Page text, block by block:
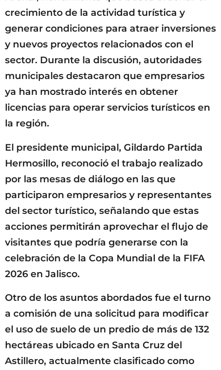
crecimiento de la actividad turística y
generar condiciones para atraer inversiones
y nuevos proyectos relacionados con el
sector. Durante la discusión, autoridades
municipales destacaron que empresarios
ya han mostrado interés en obtener
licencias para operar servicios turísticos en
la región.
El presidente municipal, Gildardo Partida
Hermosillo, reconoció el trabajo realizado
por las mesas de diálogo en las que
participaron empresarios y representantes
del sector turístico, señalando que estas
acciones permitirán aprovechar el flujo de
visitantes que podría generarse con la
celebración de la Copa Mundial de la FIFA
2026 en Jalisco.
Otro de los asuntos abordados fue el turno
a comisión de una solicitud para modificar
el uso de suelo de un predio de más de 132
hectáreas ubicado en Santa Cruz del
Astillero, actualmente clasificado como